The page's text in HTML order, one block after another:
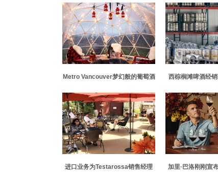
Metro Vancouver梦幻般的葡萄酒
西棕榈滩啤酒经
进口业务为Testarossa销售经理
加里·巴洛刚刚宣